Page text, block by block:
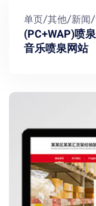
单页/其他/新闻/
(PC+WAP)喷
音乐喷泉网站